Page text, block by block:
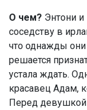
О чем? Энтони и
соседству в
что однажды они
решается
устала ждать.
красавец Адам,
Перед девушкой